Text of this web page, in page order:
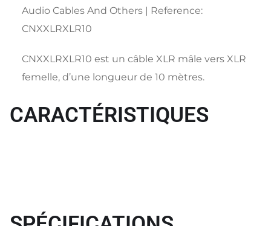
Audio Cables And Others | Reference:
CNXXLRXLR10
CNXXLRXLR10 est un câble XLR mâle vers XLR
femelle, d’une longueur de 10 mètres.
CARACTÉRISTIQUES